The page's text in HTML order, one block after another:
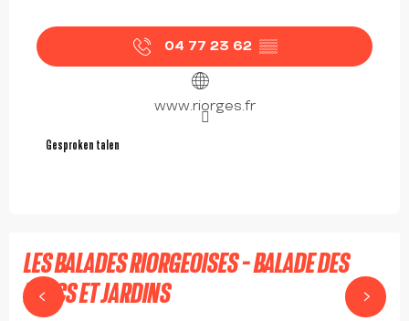
04 77 23 62 ▒▒
www.riorges.fr
Gesproken talen
Gesproken talen
LES BALADES RIORGEOISES - BALADE DES
PARCS ET JARDINS